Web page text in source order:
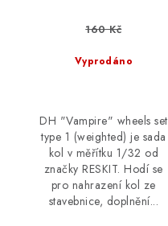
Vyprodáno
160 Kč
DH "Vampire" wheels set
type 1 (weighted) je sada
kol v měřítku 1/32 od
značky RESKIT. Hodí se
pro nahrazení kol ze
stavebnice, doplnění...